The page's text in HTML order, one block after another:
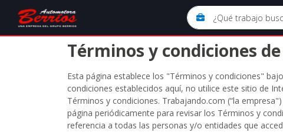
Términos y condiciones
Esta página establece los "Términos y condiciones"
condiciones establecidos aquí, no utilice este sitio de
Términos y condiciones. Trabajando.com (“la
página periódicamente para revisar los Términos y
referencia a todas las personas y/o entidades que